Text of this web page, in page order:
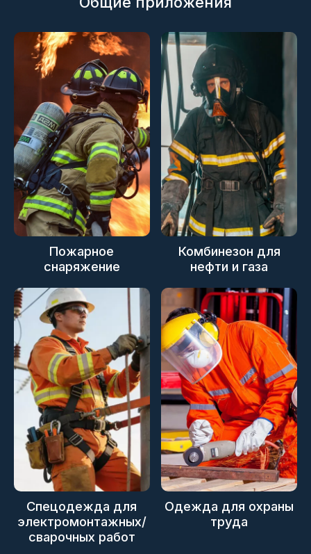
Пожарное
снаряжение
Комбинезон для
нефти и газа
Спецодежда для
электромонтажных/
сварочных работ
Одежда для охраны
труда